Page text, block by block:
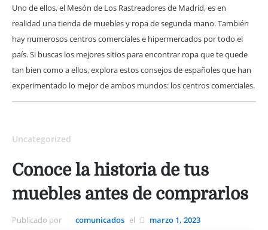
Uno de ellos, el Mesón de Los Rastreadores de Madrid, es en
realidad una tienda de muebles y ropa de segunda mano. También
hay numerosos centros comerciales e hipermercados por todo el
país. Si buscas los mejores sitios para encontrar ropa que te quede
tan bien como a ellos, explora estos consejos de españoles que han
experimentado lo mejor de ambos mundos: los centros comerciales.
Uncategorized
Conoce la historia de tus
muebles antes de comprarlos
Publicado por comunicados el marzo 1, 2023